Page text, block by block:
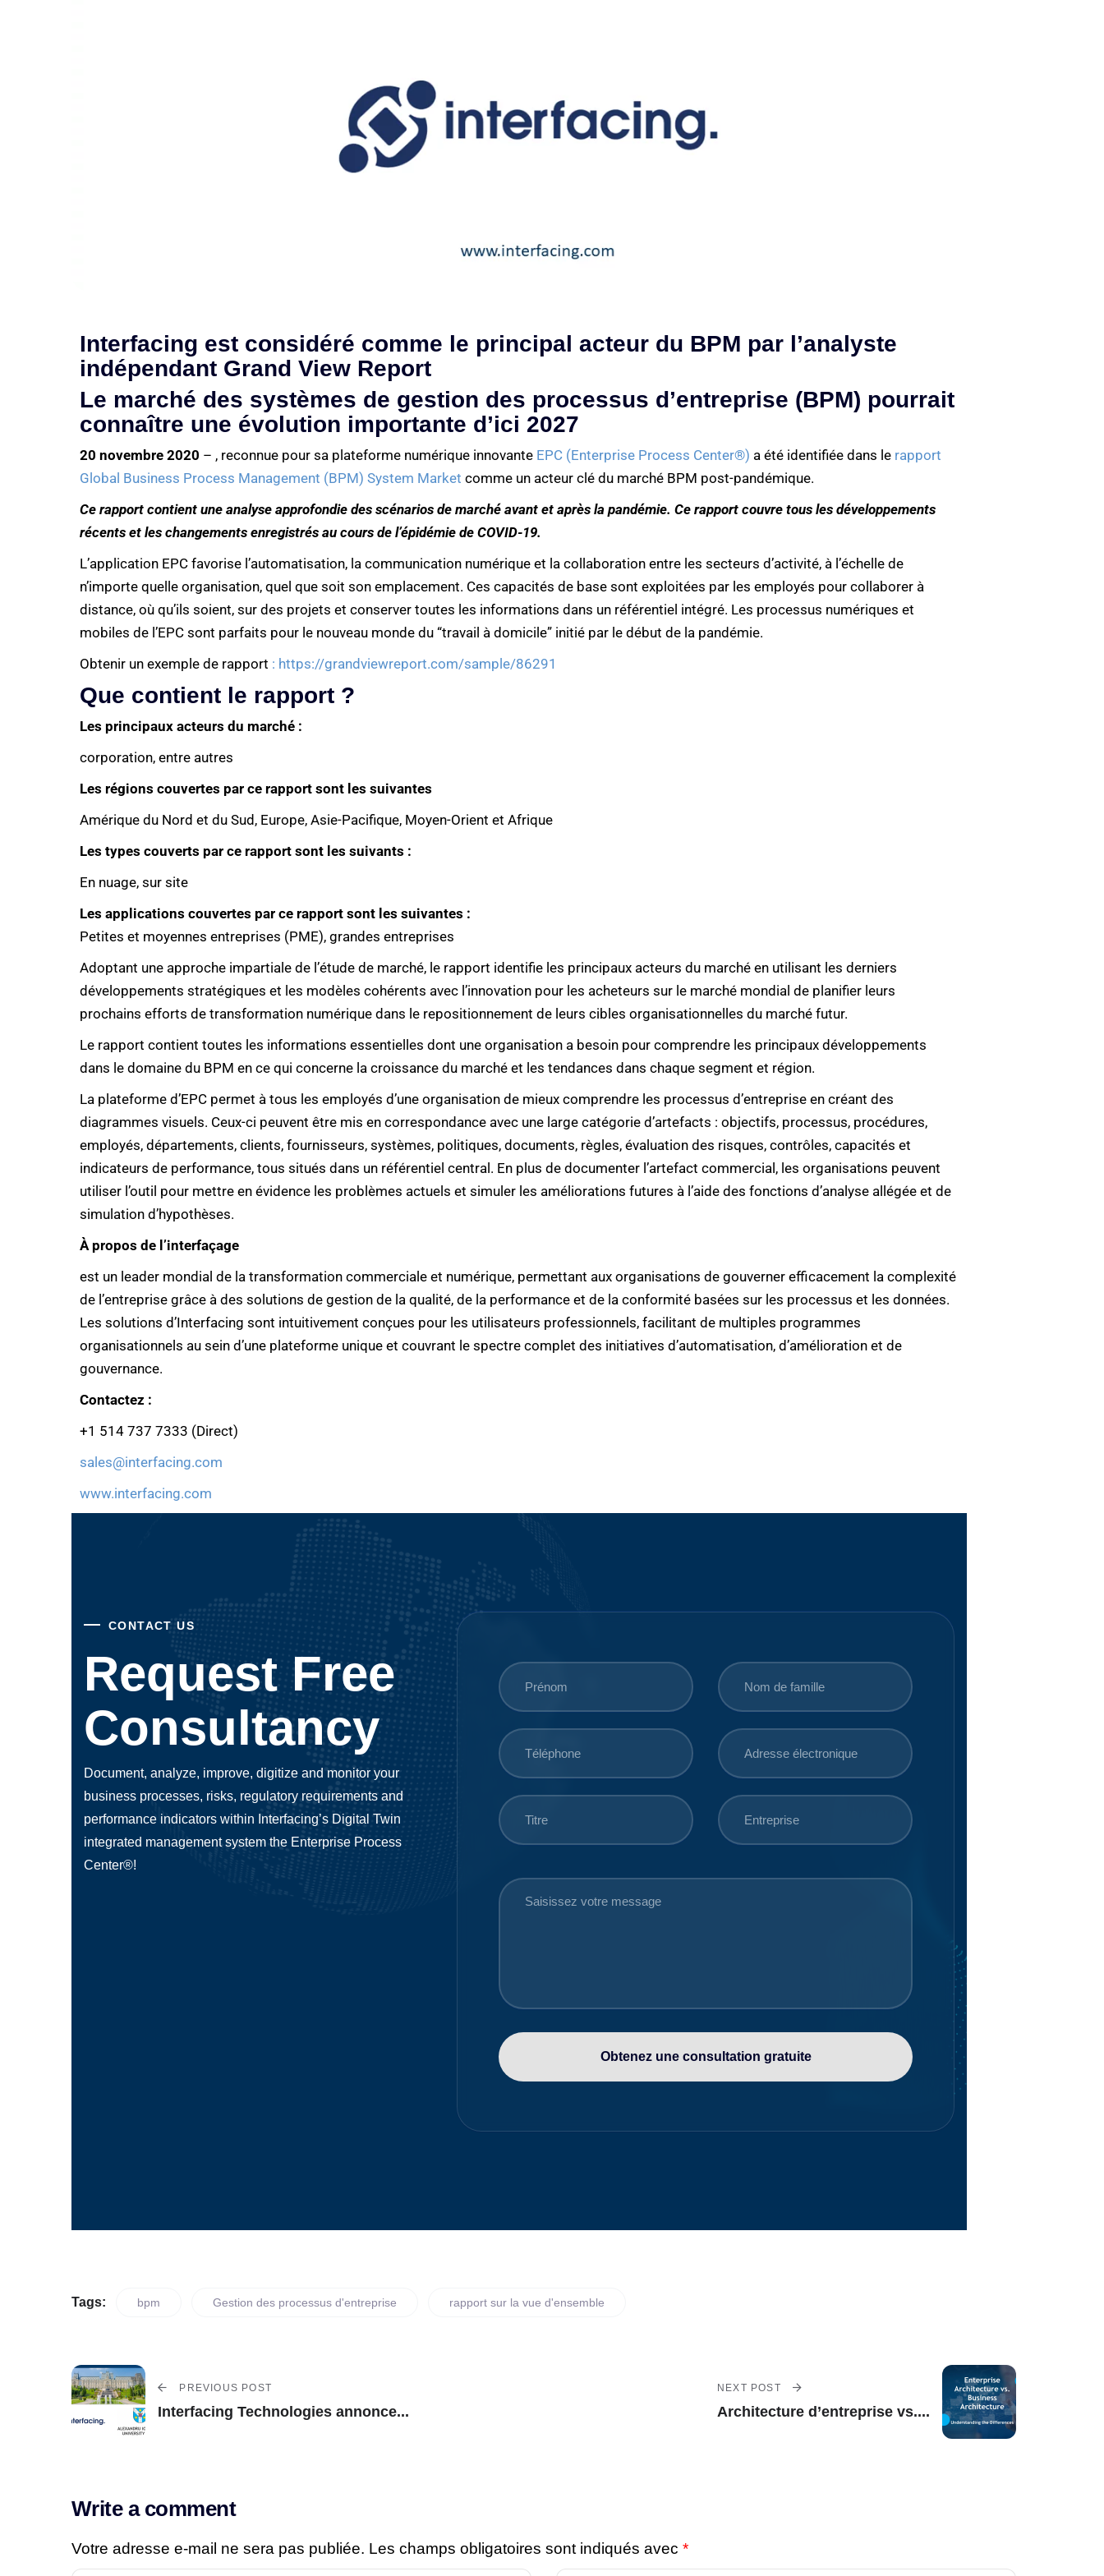
Interfacing est considéré comme le principal acteur du BPM par l’analyste
indépendant Grand View Report
Le marché des systèmes de gestion des processus d’entreprise (BPM) pourrait
connaître une évolution importante d’ici 2027
20 novembre 2020 – , reconnue pour sa plateforme numérique innovante EPC (Enterprise Process Center®) a été identifiée dans le rapport
Global Business Process Management (BPM) System Market comme un acteur clé du marché BPM post-pandémique.
Ce rapport contient une analyse approfondie des scénarios de marché avant et après la pandémie. Ce rapport couvre tous les développements
récents et les changements enregistrés au cours de l’épidémie de COVID-19.
L’application EPC favorise l’automatisation, la communication numérique et la collaboration entre les secteurs d’activité, à l’échelle de
n’importe quelle organisation, quel que soit son emplacement. Ces capacités de base sont exploitées par les employés pour collaborer à
distance, où qu’ils soient, sur des projets et conserver toutes les informations dans un référentiel intégré. Les processus numériques et
mobiles de l’EPC sont parfaits pour le nouveau monde du “travail à domicile” initié par le début de la pandémie.
Obtenir un exemple de rapport : https://grandviewreport.com/sample/86291
Que contient le rapport ?
Les principaux acteurs du marché :
corporation, entre autres
Les régions couvertes par ce rapport sont les suivantes
Amérique du Nord et du Sud, Europe, Asie-Pacifique, Moyen-Orient et Afrique
Les types couverts par ce rapport sont les suivants :
En nuage, sur site
Les applications couvertes par ce rapport sont les suivantes :
Petites et moyennes entreprises (PME), grandes entreprises
Adoptant une approche impartiale de l’étude de marché, le rapport identifie les principaux acteurs du marché en utilisant les derniers
développements stratégiques et les modèles cohérents avec l’innovation pour les acheteurs sur le marché mondial de planifier leurs
prochains efforts de transformation numérique dans le repositionnement de leurs cibles organisationnelles du marché futur.
Le rapport contient toutes les informations essentielles dont une organisation a besoin pour comprendre les principaux développements
dans le domaine du BPM en ce qui concerne la croissance du marché et les tendances dans chaque segment et région.
La plateforme d’EPC permet à tous les employés d’une organisation de mieux comprendre les processus d’entreprise en créant des
diagrammes visuels. Ceux-ci peuvent être mis en correspondance avec une large catégorie d’artefacts : objectifs, processus, procédures,
employés, départements, clients, fournisseurs, systèmes, politiques, documents, règles, évaluation des risques, contrôles, capacités et
indicateurs de performance, tous situés dans un référentiel central. En plus de documenter l’artefact commercial, les organisations peuvent
utiliser l’outil pour mettre en évidence les problèmes actuels et simuler les améliorations futures à l’aide des fonctions d’analyse allégée et de
simulation d’hypothèses.
À propos de l’interfaçage
est un leader mondial de la transformation commerciale et numérique, permettant aux organisations de gouverner efficacement la complexité
de l’entreprise grâce à des solutions de gestion de la qualité, de la performance et de la conformité basées sur les processus et les données.
Les solutions d’Interfacing sont intuitivement conçues pour les utilisateurs professionnels, facilitant de multiples programmes
organisationnels au sein d’une plateforme unique et couvrant le spectre complet des initiatives d’automatisation, d’amélioration et de
gouvernance.
Contactez :
+1 514 737 7333 (Direct)
sales@interfacing.com
www.interfacing.com
CONTACT US
Request Free
Consultancy
Document, analyze, improve, digitize and monitor your
business processes, risks, regulatory requirements and
performance indicators within Interfacing’s Digital Twin
integrated management system the Enterprise Process
Center®!
Obtenez une consultation gratuite
Tags: bpm Gestion des processus d'entreprise rapport sur la vue d'ensemble
PREVIOUS POST
Interfacing Technologies annonce...
NEXT POST
Architecture d’entreprise vs....
Write a comment
Votre adresse e-mail ne sera pas publiée. Les champs obligatoires sont indiqués avec *